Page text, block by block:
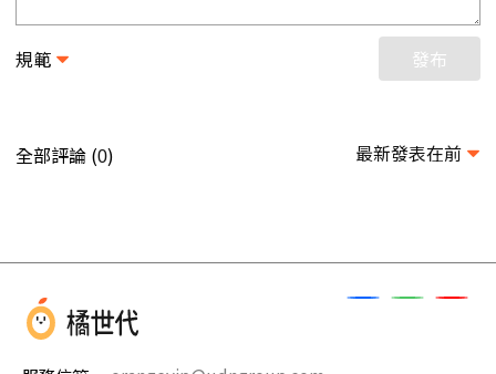
規範 發布
全部評論 (0) 最新發表在前